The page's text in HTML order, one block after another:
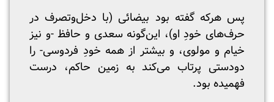
پس هرکه گفته بود بیضائی (با دخل‌وتصرف در
حرف‌های خودِ او)، این‌گونه سعدی و حافظ -و نیز
خیام و مولوی، و بیشتر از همه خودِ فردوسی- را
دودستی پرتاب می‌کند به زمین حاکم، درست
فهمیده بود.